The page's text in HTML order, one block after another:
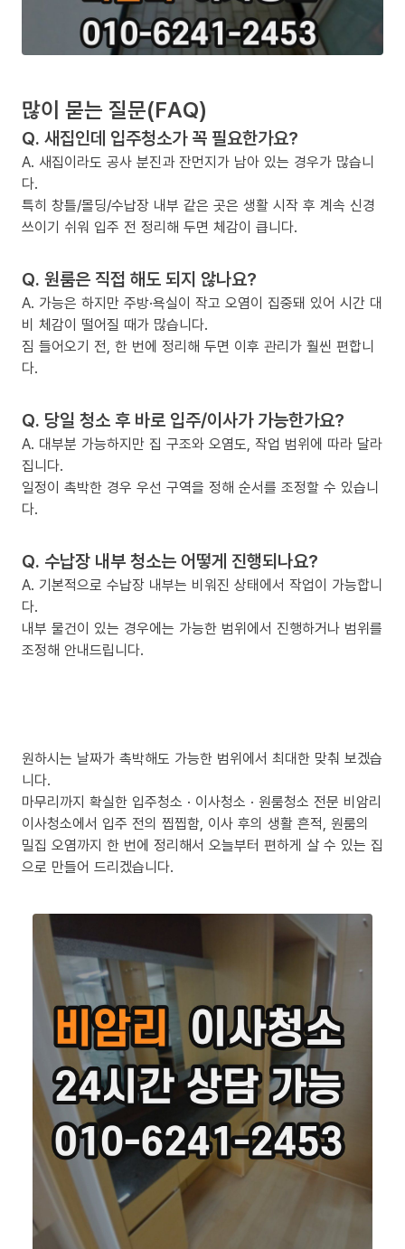
많이 묻는 질문(FAQ)
Q. 새집인데 입주청소가 꼭 필요한가요?
A. 새집이라도 공사 분진과 잔먼지가 남아 있는 경우가 많습니
다.
특히 창틀/몰딩/수납장 내부 같은 곳은 생활 시작 후 계속 신경
쓰이기 쉬워 입주 전 정리해 두면 체감이 큽니다.
Q. 원룸은 직접 해도 되지 않나요?
A. 가능은 하지만 주방·욕실이 작고 오염이 집중돼 있어 시간 대
비 체감이 떨어질 때가 많습니다.
짐 들어오기 전, 한 번에 정리해 두면 이후 관리가 훨씬 편합니
다.
Q. 당일 청소 후 바로 입주/이사가 가능한가요?
A. 대부분 가능하지만 집 구조와 오염도, 작업 범위에 따라 달라
집니다.
일정이 촉박한 경우 우선 구역을 정해 순서를 조정할 수 있습니
다.
Q. 수납장 내부 청소는 어떻게 진행되나요?
A. 기본적으로 수납장 내부는 비워진 상태에서 작업이 가능합니
다.
내부 물건이 있는 경우에는 가능한 범위에서 진행하거나 범위를
조정해 안내드립니다.
원하시는 날짜가 촉박해도 가능한 범위에서 최대한 맞춰 보겠습
니다.
마무리까지 확실한 입주청소 · 이사청소 · 원룸청소 전문 비암리
이사청소에서 입주 전의 찝찝함, 이사 후의 생활 흔적, 원룸의
밀집 오염까지 한 번에 정리해서 오늘부터 편하게 살 수 있는 집
으로 만들어 드리겠습니다.